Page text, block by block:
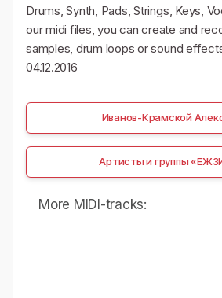
Drums, Synth, Pads, Strings, Keys,
our midi files, you can create and
samples, drum loops or sound
04.12.2016
Иванов-Крамской
Артисты и группы
More MIDI-tracks: